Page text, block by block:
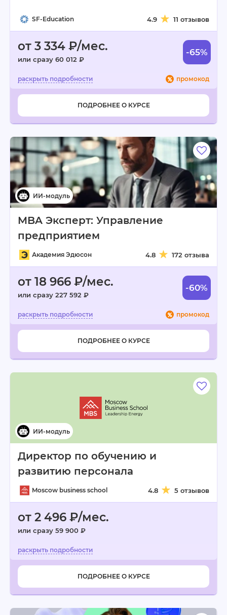
SF-Education 4.9 11 отзывов
от 3 334 ₽/мес.
или сразу 60 012 ₽
-65%
промокод
ПОДРОБНЕЕ О КУРСЕ
MBA Эксперт: Управление
предприятием
Академия Эдюсон 4.8 172 отзыва
от 18 966 ₽/мес.
или сразу 227 592 ₽
-60%
промокод
ПОДРОБНЕЕ О КУРСЕ
Директор по обучению и
развитию персонала
Moscow business school 4.8 5 отзывов
от 2 496 ₽/мес.
или сразу 59 900 ₽
ПОДРОБНЕЕ О КУРСЕ